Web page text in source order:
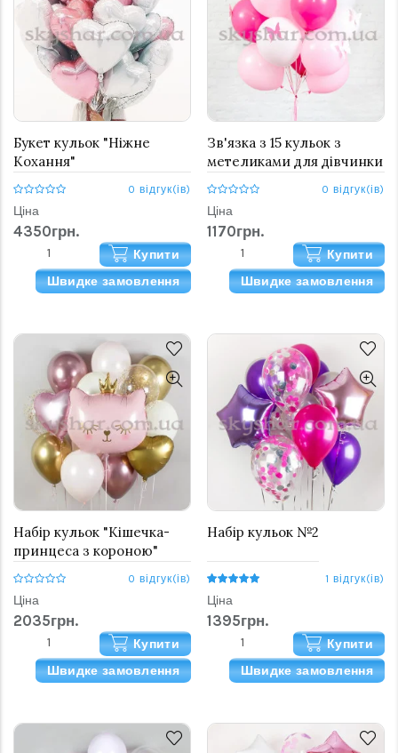
Букет кульок "Ніжне
Кохання"
0 відгук(ів)
Ціна
4350грн.
Купити
Швидке замовлення
Зв'язка з 15 кульок з
метеликами для дівчинки
0 відгук(ів)
Ціна
1170грн.
Купити
Швидке замовлення
Набір кульок "Кішечка-
принцеса з короною"
0 відгук(ів)
Ціна
2035грн.
Купити
Швидке замовлення
Набір кульок №2
1 відгук(ів)
Ціна
1395грн.
Купити
Швидке замовлення